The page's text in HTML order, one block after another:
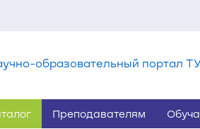
образовательный портал
Преподавателям